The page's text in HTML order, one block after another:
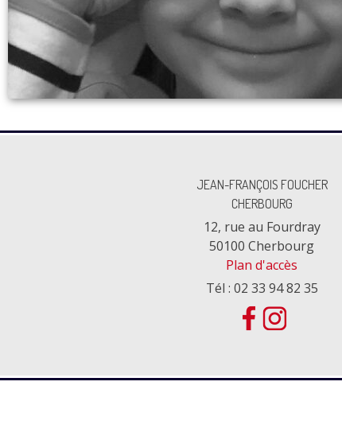
JEAN-FRANÇOIS FOUCHER
CHERBOURG
12, rue au Fourdray
50100 Cherbourg
Plan d'accès
Tél : 02 33 94 82 35